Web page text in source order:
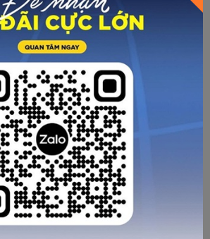
đá đúng cách giúp tăng
lần
quản bóng đá đúng chuẩn: bơm đúng
quản và sử dụng đúng cách giúp bóng
giữ độ nảy và cảm giác bóng ổn định.